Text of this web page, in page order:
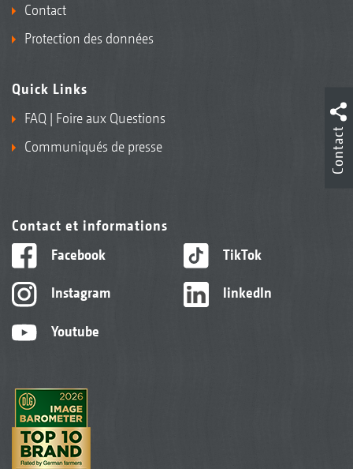
Contact
Protection des données
Quick Links
FAQ | Foire aux Questions
Communiqués de presse
Contact et informations
Facebook
Instagram
Youtube
TikTok
linkedIn
Contact